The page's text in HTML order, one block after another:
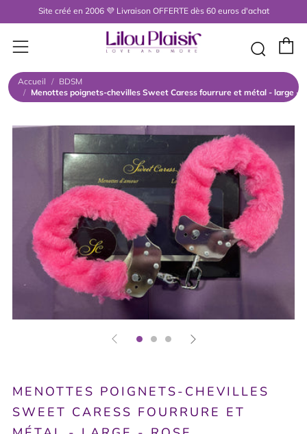
Site créé en 2006 💜 Livraison OFFERTE dès 60 euros d'achat
Menu
Accueil / BDSM
/ Menottes poignets-chevilles Sweet Caress fourrure et métal - large -
MENOTTES POIGNETS-CHEVILLES
SWEET CARESS FOURRURE ET